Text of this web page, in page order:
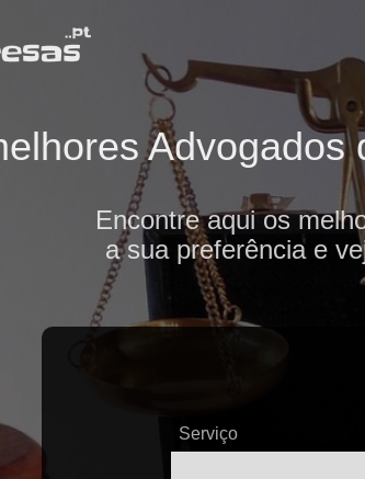
Advogados
Encontre aqui os
a sua preferência e
Serviço